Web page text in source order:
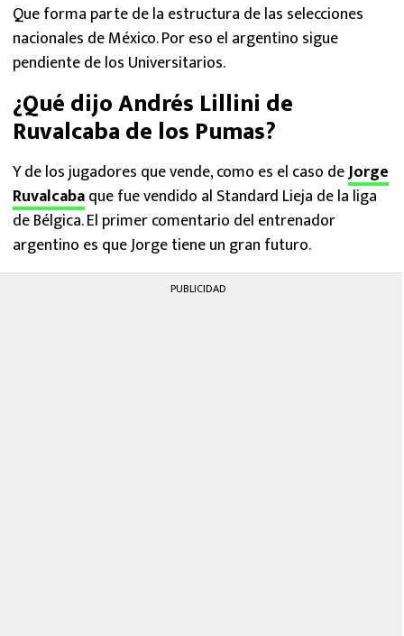
Que forma parte de la estructura de las selecciones
nacionales de México. Por eso el argentino sigue
pendiente de los Universitarios.
¿Qué dijo Andrés Lillini de
Ruvalcaba de los Pumas?
Y de los jugadores que vende, como es el caso deJorge
Ruvalcabaque fue vendido al Standard Lieja de la liga
de Bélgica. El primer comentario del entrenador
argentino es que Jorge tiene un gran futuro.
PUBLICIDAD